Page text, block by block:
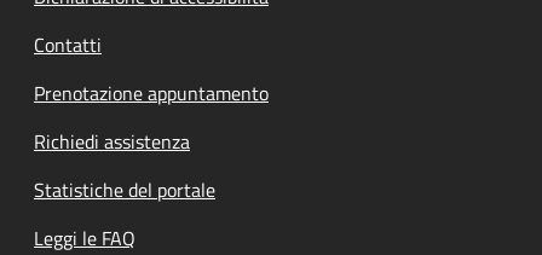
Contatti
Prenotazione appuntamento
Richiedi assistenza
Statistiche del portale
Leggi le FAQ